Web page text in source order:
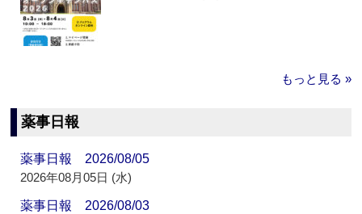
もっと見る »
薬事日報
薬事日報 2026/08/05
2026年08月05日 (水)
薬事日報 2026/08/03